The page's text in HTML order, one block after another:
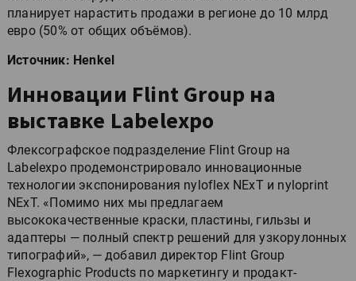
планирует нарастить продажи в регионе до 10 млрд
евро (50% от общих объёмов).
Источник: Henkel
Инновации Flint Group на
выставке Labelexpo
Флексографское подразделение Flint Group на
Labelexpo продемонстрировало инновационные
технологии экспонирования nyloflex NExT и nyloprint
NExT. «Помимо них мы предлагаем
высококачественные краски, пластины, гильзы и
адаптеры — полный спектр решений для узкорулонных
типографий», — добавил директор Flint Group
Flexographic Products по маркетингу и продакт-